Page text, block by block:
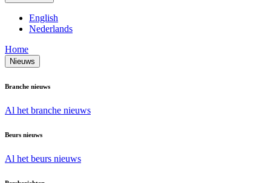
English
Nederlands
Home
Nieuws
Branche nieuws
Al het branche nieuws
Beurs nieuws
Al het beurs nieuws